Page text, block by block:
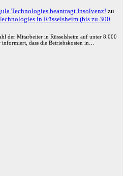
Technologies beantragt Insolvenz! zu
in Rüsselsheim (bis zu 300
der Mitarbeiter in Rüsselsheim auf unter 8.000
dass die Betriebskosten in…